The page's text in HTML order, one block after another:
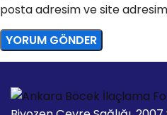
posta adresim ve site